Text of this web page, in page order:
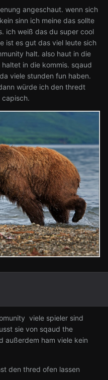
angeschaut. wenn sich
sinn ich meine das sollte
ich weiß das du super cool
ist es gut das viel leute sich
halt. also haut in die
in die kommis. sqaud
viele stunden fun haben.
würde ich den thredt
capisch.
viele spieler sind
sie von sqaud the
außerdem ham viele kein
den thred ofen lassen